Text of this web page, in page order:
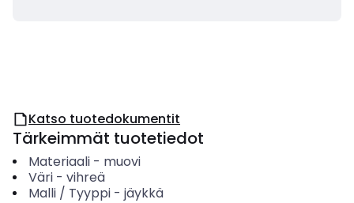
Katso tuotedokumentit
Tärkeimmät tuotetiedot
Materiaali- muovi
Väri- vihreä
Malli / Tyyppi- jäykkä